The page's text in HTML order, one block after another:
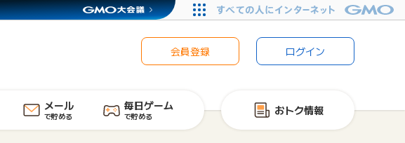
会員登録 ログイン
メール
で貯める
毎日ゲーム
で貯める おトク情報